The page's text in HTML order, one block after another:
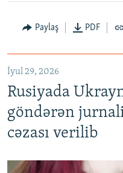
Paylaş PDF
İyul 29, 2026
Rusiyada
göndərən
cəzası verilib